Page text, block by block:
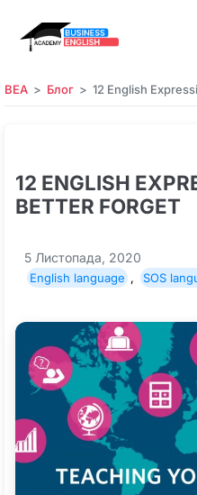
BEA Блог 12 English
12 ENGLISH
BETTER FORGET
5 Листопада, 2020
English language , SOS